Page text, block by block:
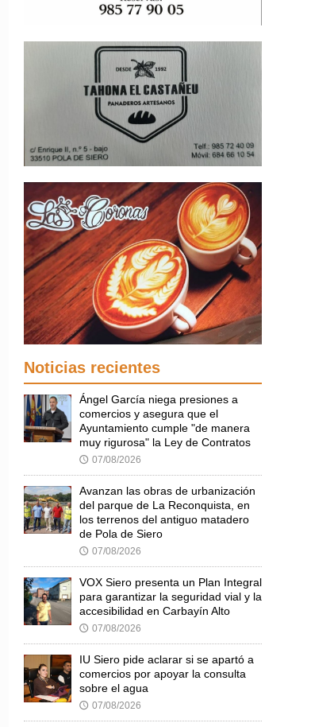
Noticias recientes
Ángel García niega presiones a
comercios y asegura que el
Ayuntamiento cumple "de manera
muy rigurosa" la Ley de Contratos
🕔 07/08/2026
Avanzan las obras de urbanización
del parque de La Reconquista, en
los terrenos del antiguo matadero
de Pola de Siero
🕔 07/08/2026
VOX Siero presenta un Plan Integral
para garantizar la seguridad vial y la
accesibilidad en Carbayín Alto
🕔 07/08/2026
IU Siero pide aclarar si se apartó a
comercios por apoyar la consulta
sobre el agua
🕔 07/08/2026